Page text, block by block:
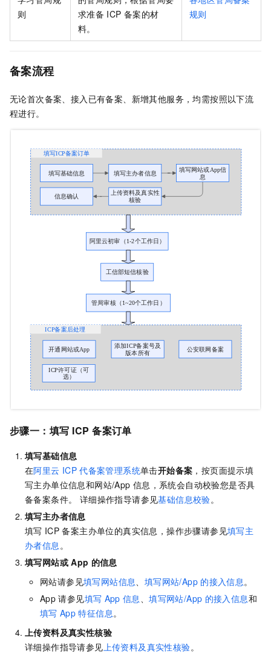
则
求准备 ICP 备案的材
料。
规则
备案流程
无论首次备案、接入已有备案、新增其他服务，均需按照以下流
程进行。
步骤一：填写 ICP 备案订单
填写基础信息
在阿里云 ICP 代备案管理系统单击开始备案 ，按页面提示填
写主办单位信息和网站/App 信息，系统会自动校验您是否具
备备案条件。 详细操作指导请参见基础信息校验。
填写主办者信息
填写 ICP 备案主办单位的真实信息 ，操作步骤请参见填写主
办者信息。
填写网站或 App 的信息
网站请参见填写网站信息、 填写网站/App 的接入信息。
App 请参见填写 App 信息、填写网站/App 的接入信息和
填写 App 特征信息。
上传资料及真实性核验
详细操作指导请参见上传资料及真实性核验。